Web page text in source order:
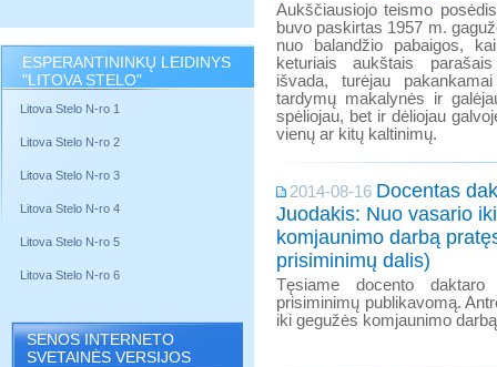
ESPERANTININKŲ LEIDINYS
"LITOVA STELO"
Litova Stelo N-ro 1
Litova Stelo N-ro 2
Litova Stelo N-ro 3
Litova Stelo N-ro 4
Litova Stelo N-ro 5
Litova Stelo N-ro 6
SENOS INTERNETO
SVETAINĖS VERSIJOS
Aukščiausiojo teismo
buvo paskirtas 1957 m.
nuo balandžio pabaigos,
keturiais aukštais
išvada, turėjau
tardymų makalynės ir
spėliojau, bet ir dėliojau
vienų ar kitų kaltinimų.
2014-08-16 Docentas
Juodakis: Nuo vasario
komjaunimo darbą
prisiminimų dalis)
Tęsiame docento daktaro
prisiminimų publikavomą.
iki gegužės komjaunimo